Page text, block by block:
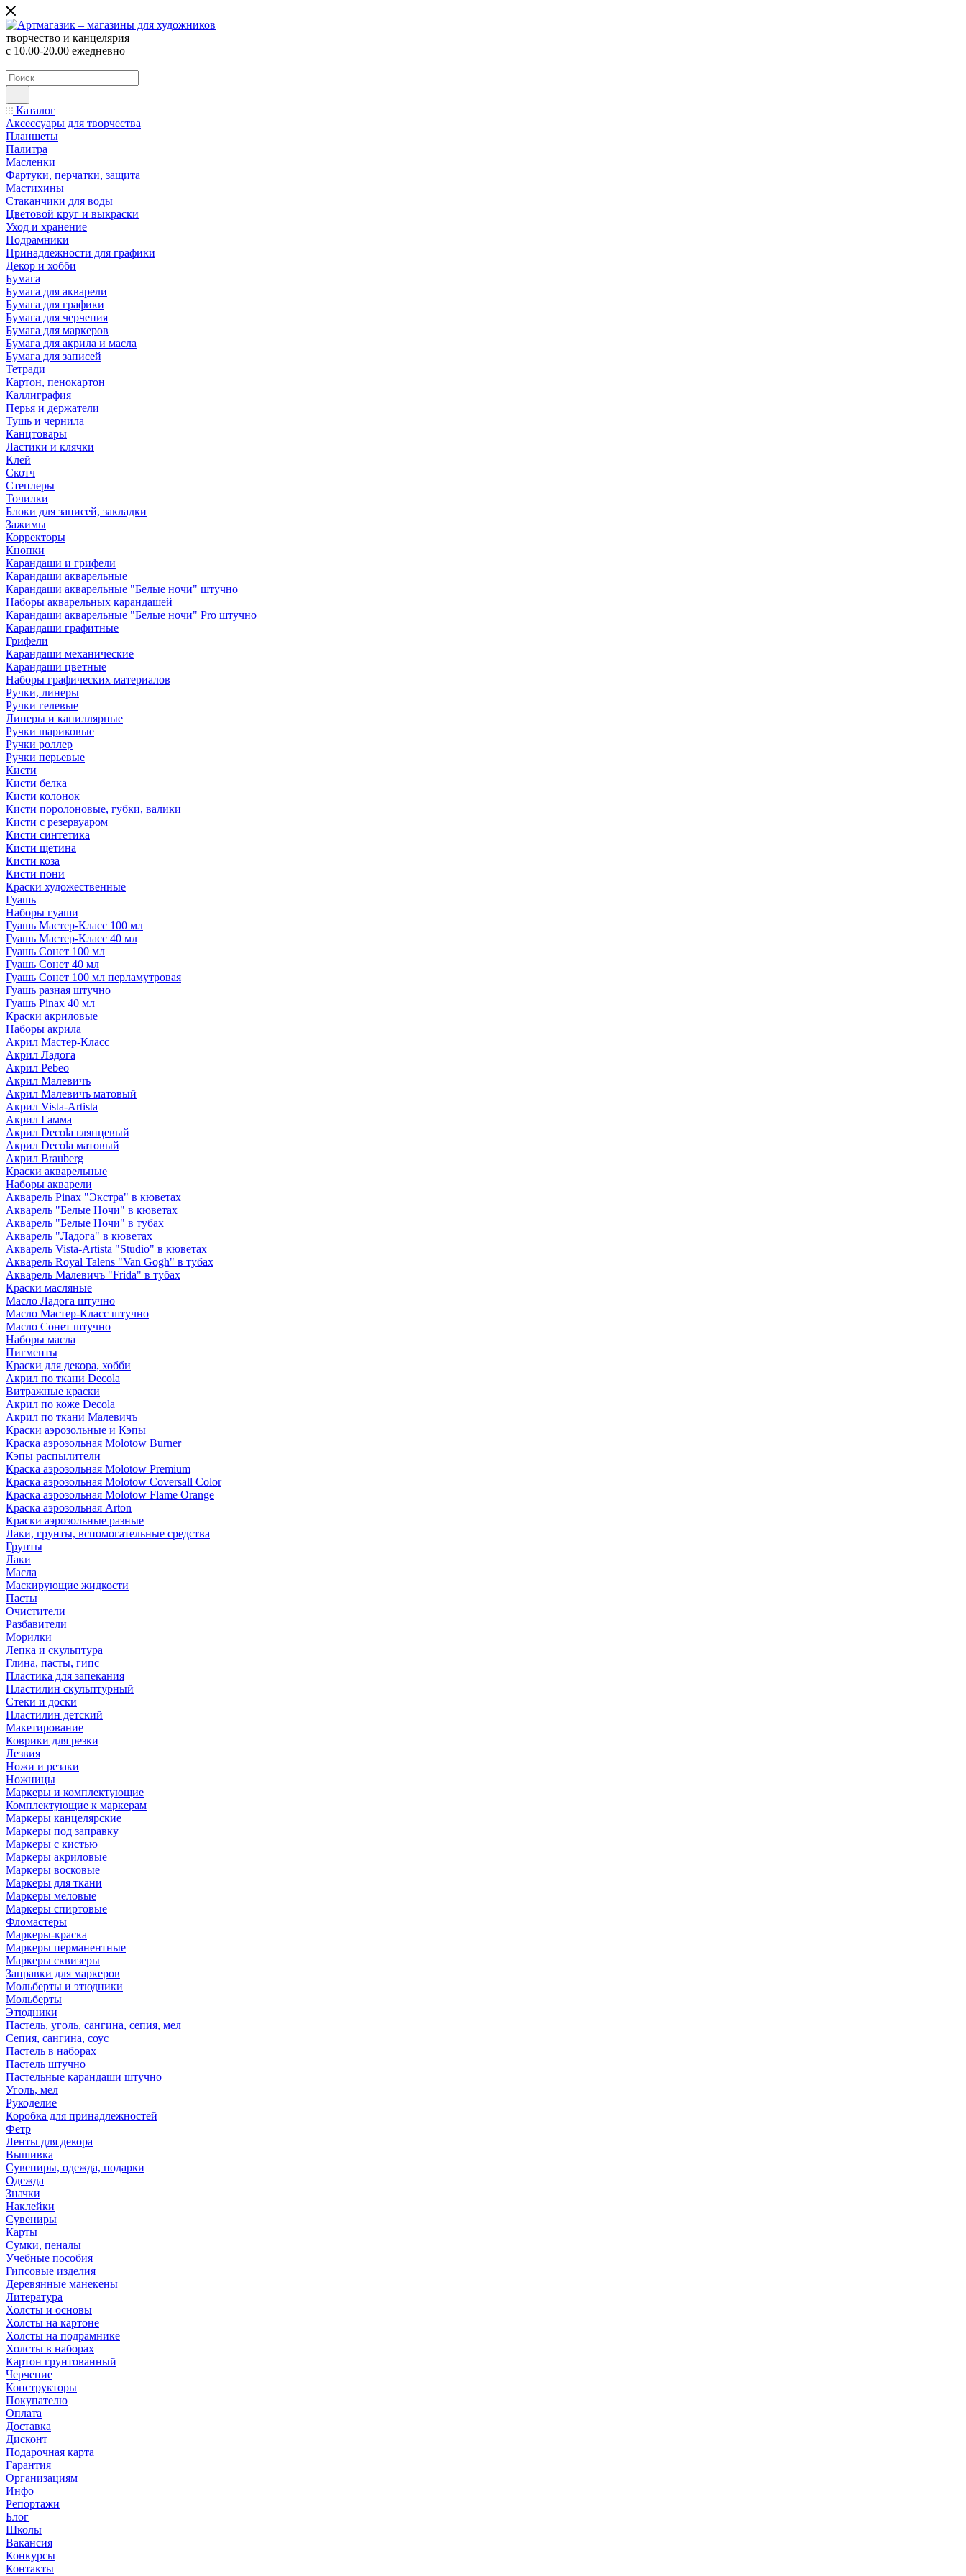
творчество и канцелярия
с 10.00-20.00 ежедневно
Каталог
Аксессуары для творчества
Планшеты
Палитра
Масленки
Фартуки, перчатки, защита
Мастихины
Стаканчики для воды
Цветовой круг и выкраски
Уход и хранение
Подрамники
Принадлежности для графики
Декор и хобби
Бумага
Бумага для акварели
Бумага для графики
Бумага для черчения
Бумага для маркеров
Бумага для акрила и масла
Бумага для записей
Тетради
Картон, пенокартон
Каллиграфия
Перья и держатели
Тушь и чернила
Канцтовары
Ластики и клячки
Клей
Скотч
Степлеры
Точилки
Блоки для записей, закладки
Зажимы
Корректоры
Кнопки
Карандаши и грифели
Карандаши акварельные
Карандаши акварельные "Белые ночи" штучно
Наборы акварельных карандашей
Карандаши акварельные "Белые ночи" Pro штучно
Карандаши графитные
Грифели
Карандаши механические
Карандаши цветные
Наборы графических материалов
Ручки, линеры
Ручки гелевые
Линеры и капиллярные
Ручки шариковые
Ручки роллер
Ручки перьевые
Кисти
Кисти белка
Кисти колонок
Кисти поролоновые, губки, валики
Кисти с резервуаром
Кисти синтетика
Кисти щетина
Кисти коза
Кисти пони
Краски художественные
Гуашь
Наборы гуаши
Гуашь Мастер-Класс 100 мл
Гуашь Мастер-Класс 40 мл
Гуашь Сонет 100 мл
Гуашь Сонет 40 мл
Гуашь Сонет 100 мл перламутровая
Гуашь разная штучно
Гуашь Pinax 40 мл
Краски акриловые
Наборы акрила
Акрил Мастер-Класс
Акрил Ладога
Акрил Pebeo
Акрил Малевичъ
Акрил Малевичъ матовый
Акрил Vista-Artista
Акрил Гамма
Акрил Decola глянцевый
Акрил Decola матовый
Акрил Brauberg
Краски акварельные
Наборы акварели
Акварель Pinax "Экстра" в кюветах
Акварель "Белые Ночи" в кюветах
Акварель "Белые Ночи" в тубах
Акварель "Ладога" в кюветах
Акварель Vista-Artista "Studio" в кюветах
Акварель Royal Talens "Van Gogh" в тубах
Акварель Малевичъ "Frida" в тубах
Краски масляные
Масло Ладога штучно
Масло Мастер-Класс штучно
Масло Сонет штучно
Наборы масла
Пигменты
Краски для декора, хобби
Акрил по ткани Decola
Витражные краски
Акрил по коже Decola
Акрил по ткани Малевичъ
Краски аэрозольные и Кэпы
Краска аэрозольная Molotow Burner
Кэпы распылители
Краска аэрозольная Molotow Premium
Краска аэрозольная Molotow Coversall Color
Краска аэрозольная Molotow Flame Orange
Краска аэрозольная Arton
Краски аэрозольные разные
Лаки, грунты, вспомогательные средства
Грунты
Лаки
Масла
Маскирующие жидкости
Пасты
Очистители
Разбавители
Морилки
Лепка и скульптура
Глина, пасты, гипс
Пластика для запекания
Пластилин скульптурный
Стеки и доски
Пластилин детский
Макетирование
Коврики для резки
Лезвия
Ножи и резаки
Ножницы
Маркеры и комплектующие
Комплектующие к маркерам
Маркеры канцелярские
Маркеры под заправку
Маркеры с кистью
Маркеры акриловые
Маркеры восковые
Маркеры для ткани
Маркеры меловые
Маркеры спиртовые
Фломастеры
Маркеры-краска
Маркеры перманентные
Маркеры сквизеры
Заправки для маркеров
Мольберты и этюдники
Мольберты
Этюдники
Пастель, уголь, сангина, сепия, мел
Сепия, сангина, соус
Пастель в наборах
Пастель штучно
Пастельные карандаши штучно
Уголь, мел
Рукоделие
Коробка для принадлежностей
Фетр
Ленты для декора
Вышивка
Сувениры, одежда, подарки
Одежда
Значки
Наклейки
Сувениры
Карты
Сумки, пеналы
Учебные пособия
Гипсовые изделия
Деревянные манекены
Литература
Холсты и основы
Холсты на картоне
Холсты на подрамнике
Холсты в наборах
Картон грунтованный
Черчение
Конструкторы
Покупателю
Оплата
Доставка
Дисконт
Подарочная карта
Гарантия
Организациям
Инфо
Репортажи
Блог
Школы
Вакансия
Конкурсы
Контакты